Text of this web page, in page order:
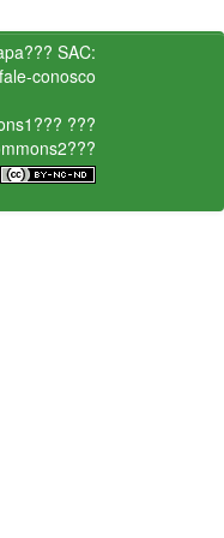
SAC:
conosco
???